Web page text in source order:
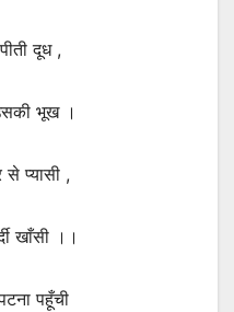
दूध ,
भूख ।
प्यासी ,
खाँसी ।।
पहूँची